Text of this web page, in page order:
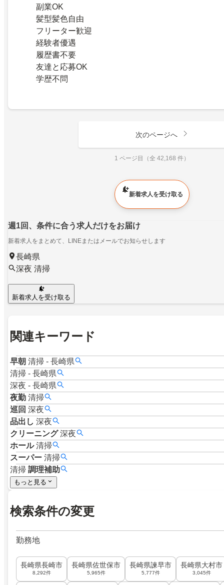
副業OK
髪型髪色自由
フリーター歓迎
経験者優遇
履歴書不要
友達と応募OK
学歴不問
次のページへ
1 ページ目（全 42,168 件）
新着求人を受け取る
週1回、条件に合う求人だけをお届け
新着求人をまとめて、LINEまたはメールでお知らせします
長崎県
深夜 清掃
新着求人を受け取る
関連キーワード
早朝 清掃 - 長崎県
清掃 - 長崎県
深夜 - 長崎県
夜勤 清掃
巡回 深夜
品出し 深夜
クリーニング 深夜
ホール 清掃
スーパー 清掃
清掃 調理補助
もっと見る
検索条件の変更
勤務地
長崎県長崎市
8,292件
長崎県佐世保市
5,965件
長崎県諫早市
5,777件
長崎県大村市
3,045件